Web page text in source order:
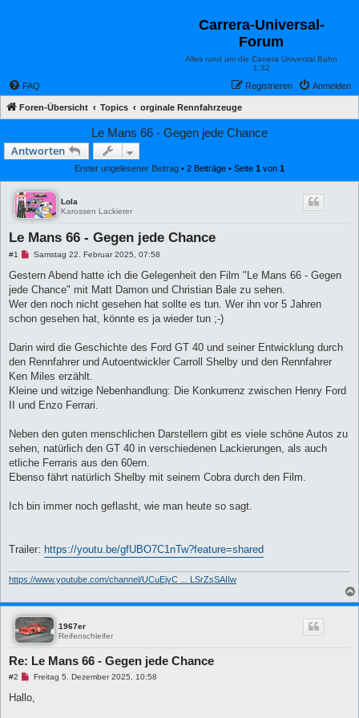
Carrera-Universal-
Forum
Alles rund um die Carrera Universal Bahn
1:32
FAQ Anmelden
Registrieren
Foren-Übersicht Topics orginale Rennfahrzeuge
Le Mans 66 - Gegen jede Chance
Antworten
Erster ungelesener Beitrag • 2 Beiträge • Seite 1 von 1
Lola
Karossen Lackierer
Le Mans 66 - Gegen jede Chance
#1
U
g
l
e
e
r
B
i
t
a
Samstag 22. Februar 2025, 07:58
Gestern Abend hatte ich die Gelegenheit den Film "Le Mans 66 - Gegen
jede Chance" mit Matt Damon und Christian Bale zu sehen.
Wer den noch nicht gesehen hat sollte es tun. Wer ihn vor 5 Jahren
schon gesehen hat, könnte es ja wieder tun ;-)
Darin wird die Geschichte des Ford GT 40 und seiner Entwicklung durch
den Rennfahrer und Autoentwickler Carroll Shelby und den Rennfahrer
Ken Miles erzählt.
Kleine und witzige Nebenhandlung: Die Konkurrenz zwischen Henry Ford
II und Enzo Ferrari.
Neben den guten menschlichen Darstellern gibt es viele schöne Autos zu
sehen, natürlich den GT 40 in verschiedenen Lackierungen, als auch
etliche Ferraris aus den 60ern.
Ebenso fährt natürlich Shelby mit seinem Cobra durch den Film.
Ich bin immer noch geflasht, wie man heute so sagt.
Trailer: https://youtu.be/gfUBO7C1nTw?feature=shared
https://www.youtube.com/channel/UCuEjvC ... LSrZsSAIIw
1967er
Reifenschleifer
Re: Le Mans 66 - Gegen jede Chance
#2
U
g
e
Freitag 5. Dezember 2025, 10:58
Hallo,